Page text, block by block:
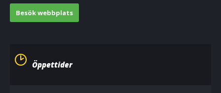
Besök webbplats
Öppettider